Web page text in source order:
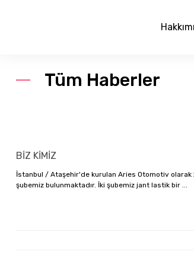
Tüm Haberler
BİZ KİMİZ
İstanbul / Ataşehir'de kurulan Aries Otomotiv olarak
şubemiz bulunmaktadır. İki şubemiz jant lastik bir ...